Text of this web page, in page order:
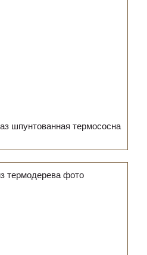
шпунтованная термососна